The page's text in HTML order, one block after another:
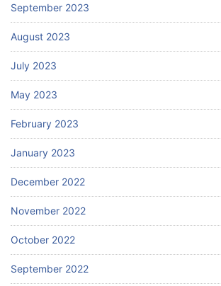
September 2023
August 2023
July 2023
May 2023
February 2023
January 2023
December 2022
November 2022
October 2022
September 2022